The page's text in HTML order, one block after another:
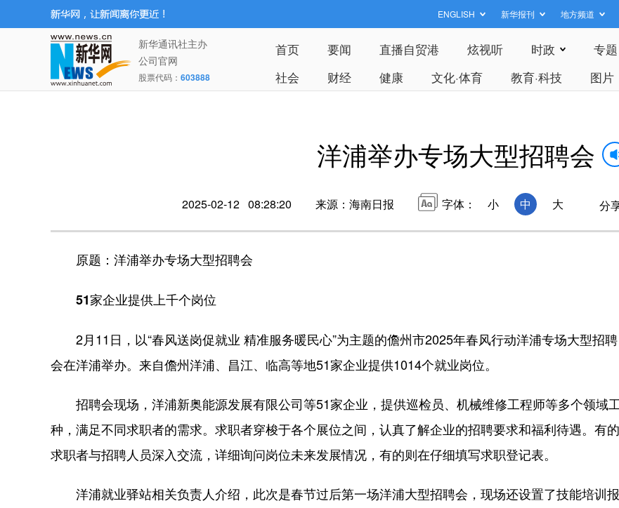
ENGLISH 新华报刊 地方频道
新华通讯社主办
公司官网
股票代码： 603888
首页 要闻 直播自贸港 炫视听 时政 专题
社会
财经 健康 文化·体育 教育·科技 图片
洋浦举办专场大型招聘会
2025-02-12 08:28:20 来源：海南日报 字体： 小 中 大 分
原题：洋浦举办专场大型招聘会
51家企业提供上千个岗位
2月11日，以“春风送岗促就业 精准服务暖民心”为主题的儋州市2025年春风行动洋浦专场大型招聘
会在洋浦举办。来自儋州洋浦、昌江、临高等地51家企业提供1014个就业岗位。
招聘会现场，洋浦新奥能源发展有限公司等51家企业，提供巡检员、机械维修工程师等多个领域工
种，满足不同求职者的需求。求职者穿梭于各个展位之间，认真了解企业的招聘要求和福利待遇。有的
求职者与招聘人员深入交流，详细询问岗位未来发展情况，有的则在仔细填写求职登记表。
洋浦就业驿站相关负责人介绍，此次是春节过后第一场洋浦大型招聘会，现场还设置了技能培训报